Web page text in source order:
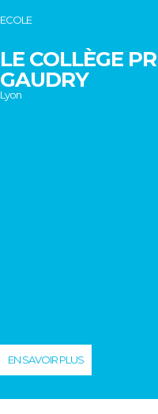
ECOLE
LE COLLÈGE
GAUDRY
Lyon
EN SAVOIR PLUS